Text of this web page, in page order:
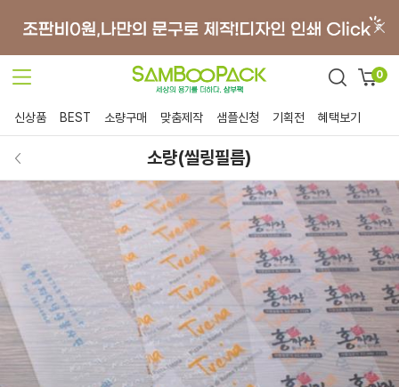
0
신상품 BEST 소량구매 맞춤제작 샘플신청 기획전 혜택보기
소량(씰링필름)